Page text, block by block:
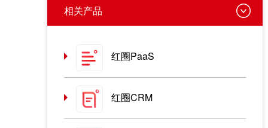
相关产品
红圈PaaS
红圈CRM